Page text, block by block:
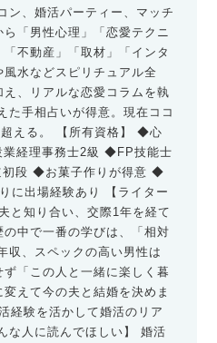
ン、婚活パーティー、マッチ
「男性心理」「恋愛テクニ
不動産」「取材」「インタ
水などスピリチュアル全
、リアルな恋愛コラムを執
た手相占いが得意。現在ココ
える。 【所有資格】 ◆心
経理事務士2級 ◆FP技能士
段 ◆お菓子作りが得意 ◆
に出場経験あり 【ライター
と知り合い、交際1年を経て
中で一番の学びは、「相対
収、スペックの高い男性は
「この人と一緒に楽しく暮
えて今の夫と結婚を決めま
経験を活かして婚活のリア
な人に読んでほしい】 婚活